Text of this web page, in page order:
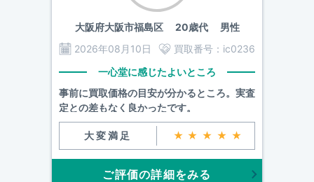
大阪府大阪市福島区20歳代 男性
2026年08月10日
買取番号： ic0236
一心堂に感じたよいところ
事前に買取価格の目安が分かるところ。実査
定との差もなく良かったです。
大変満足 ★★★★★
ご評価の詳細をみる